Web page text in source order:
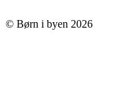
© Børn i byen 2026